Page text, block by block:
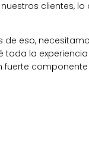
clientes, lo
de eso,
la